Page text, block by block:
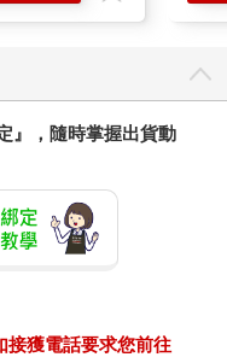
』，隨時掌握出貨動
接獲電話要求您前往